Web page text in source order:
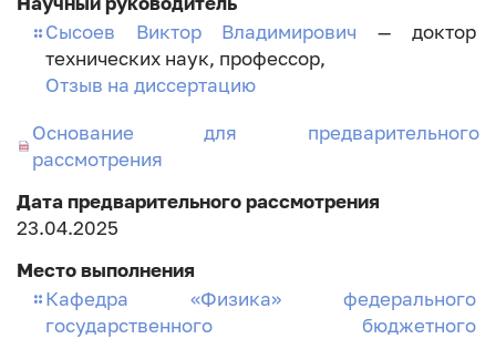
Сысоев Виктор Владимирович— доктор
технических наук, профессор,
Отзыв на диссертацию
Основание для предварительного
рассмотрения
Дата предварительного рассмотрения
23.04.2025
Место выполнения
Кафедра «Физика» федерального
государственного бюджетного